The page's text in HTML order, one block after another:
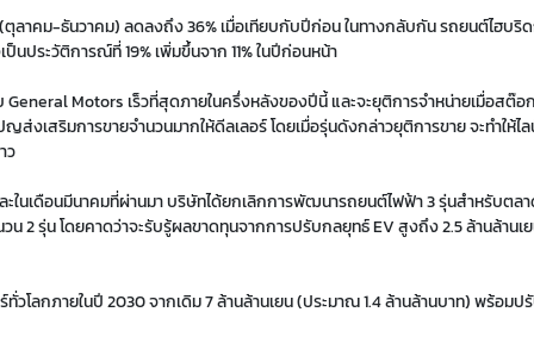
ลาคม-ธันวาคม) ลดลงถึง 36% เมื่อเทียบกับปีก่อน ในทางกลับกัน รถยนต์ไฮบริ
ประวัติการณ์ที่ 19% เพิ่มขึ้นจาก 11% ในปีก่อนหน้า
Motors เร็วที่สุดภายในครึ่งหลังของปีนี้ และจะยุติการจำหน่ายเมื่อสต๊อก
เสริมการขายจำนวนมากให้ดีลเลอร์ โดยเมื่อรุ่นดังกล่าวยุติการขาย จะทำให้ไ
ว
ในเดือนมีนาคมที่ผ่านมา บริษัทได้ยกเลิกการพัฒนารถยนต์ไฟฟ้า 3 รุ่นสำหรับตล
น 2 รุ่น โดยคาดว่าจะรับรู้ผลขาดทุนจากการปรับกลยุทธ์ EV สูงถึง 2.5 ล้านล้านเ
โลกภายในปี 2030 จากเดิม 7 ล้านล้านเยน (ประมาณ 1.4 ล้านล้านบาท) พร้อมป